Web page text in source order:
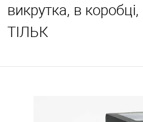
викрутка, в
ТІЛЬК